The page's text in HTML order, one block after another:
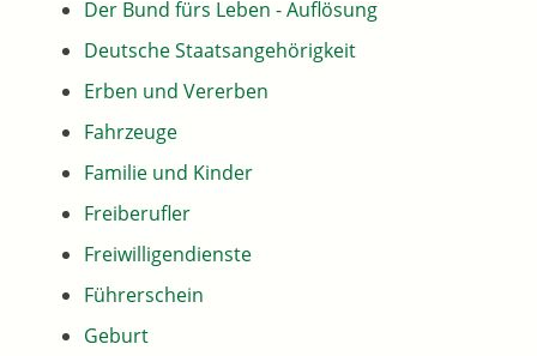
Der Bund fürs Leben - Auflösung
Deutsche Staatsangehörigkeit
Erben und Vererben
Fahrzeuge
Familie und Kinder
Freiberufler
Freiwilligendienste
Führerschein
Geburt